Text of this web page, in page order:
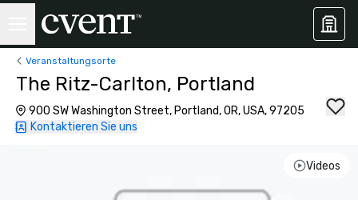
Veranstaltungsorte
The Ritz-Carlton, Portland
900 SW Washington Street, Portland, OR, USA, 97205
Kontaktieren Sie uns
Videos